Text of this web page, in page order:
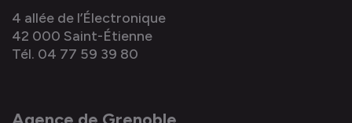
4 allée de l’Électronique
42 000 Saint-Étienne
Tél. 04 77 59 39 80